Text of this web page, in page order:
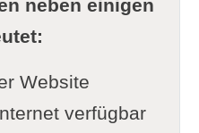
neben einigen
Website
verfügbar